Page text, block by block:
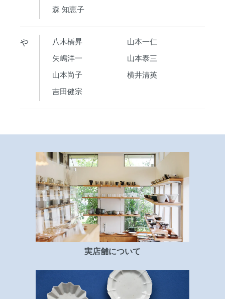
森 知恵子
や 八木橋昇
山本一仁
矢嶋洋一
山本泰三
山本尚子
横井清英
吉田健宗
実店舗について